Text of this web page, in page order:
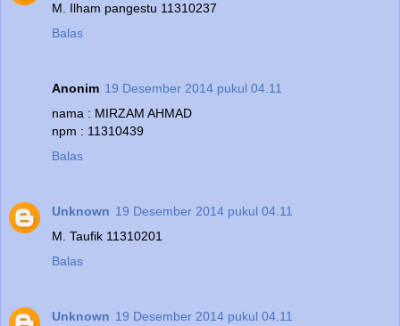
M. Ilham pangestu 11310237
Balas
Anonim 19 Desember 2014 pukul 04.11
nama : MIRZAM AHMAD
npm : 11310439
Balas
Unknown 19 Desember 2014 pukul 04.11
M. Taufik 11310201
Balas
Unknown 19 Desember 2014 pukul 04.11